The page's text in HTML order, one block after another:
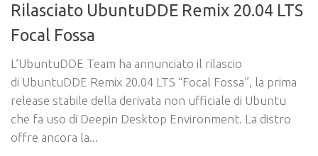
Rilasciato UbuntuDDE Remix 20.04 LTS
Focal Fossa
L’UbuntuDDE Team ha annunciato il rilascio
di UbuntuDDE Remix 20.04 LTS “Focal Fossa”, la prima
release stabile della derivata non ufficiale di Ubuntu
che fa uso di Deepin Desktop Environment. La distro
offre ancora la...